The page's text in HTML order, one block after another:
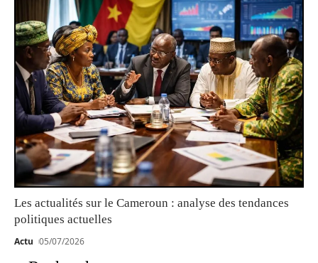
Les actualités sur le Cameroun : analyse des tendances
politiques actuelles
Actu 05/07/2026